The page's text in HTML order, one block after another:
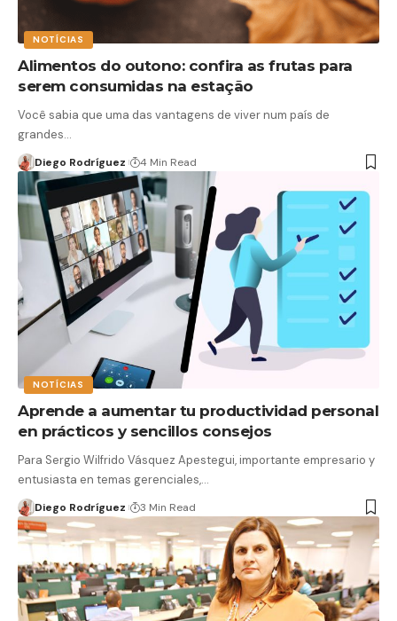
NOTÍCIAS
Alimentos do outono: confira as frutas para
serem consumidas na estação
Você sabia que uma das vantagens de viver num país de
grandes…
Diego Rodríguez 4 Min Read
NOTÍCIAS
Aprende a aumentar tu productividad personal
en prácticos y sencillos consejos
Para Sergio Wilfrido Vásquez Apestegui, importante empresario y
entusiasta en temas gerenciales,…
Diego Rodríguez 3 Min Read